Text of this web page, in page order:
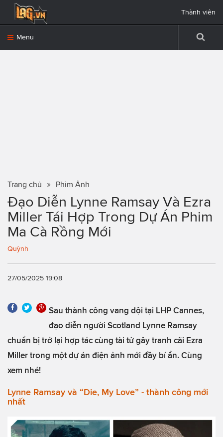
Menu
Thành viên
Trang chủ Phim Ảnh
Đạo Diễn Lynne Ramsay Và Ezra
Miller Tái Hợp Trong Dự Án Phim
Ma Cà Rồng Mới
Quỳnh
27/05/2025 19:08
Sau thành công vang dội tại LHP Cannes,
đạo diễn người Scotland Lynne Ramsay
chuẩn bị trở lại hợp tác cùng tài tử gây tranh cãi Ezra
Miller trong một dự án điện ảnh mới đầy bí ẩn. Cùng
xem nhé!
Lynne Ramsay và “Die, My Love” - thành công mới
nhất